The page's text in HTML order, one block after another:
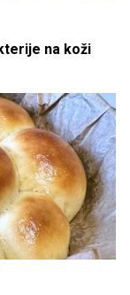
na koži